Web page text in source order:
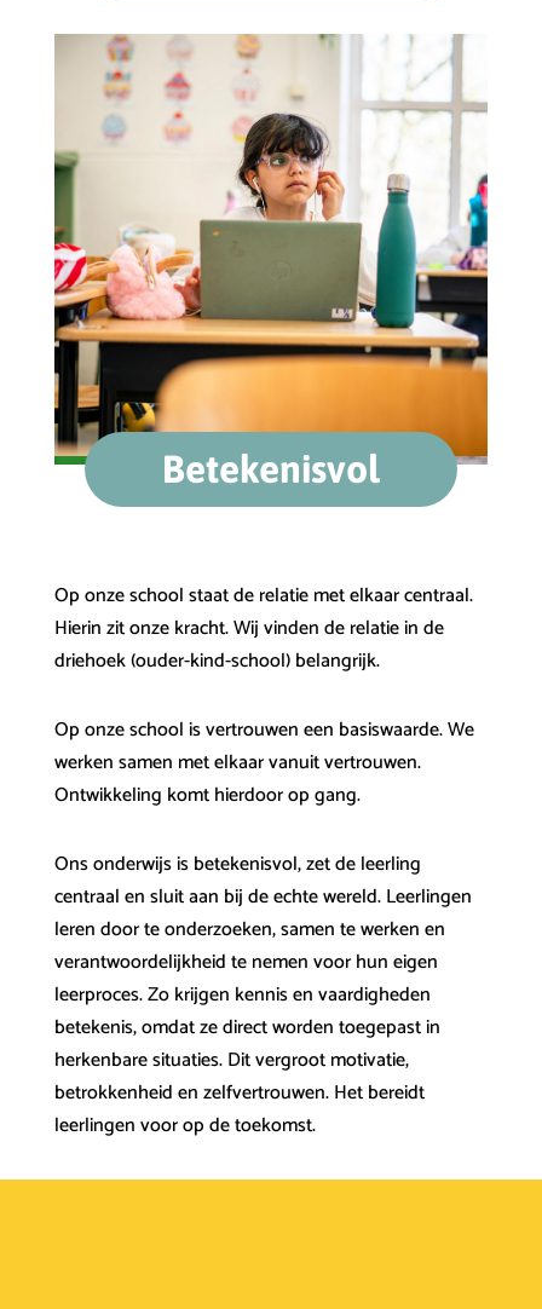
Betekenisvol
Op onze school staat de relatie met elkaar centraal.
Hierin zit onze kracht. Wij vinden de relatie in de
driehoek (ouder-kind-school) belangrijk.
Op onze school is vertrouwen een basiswaarde. We
werken samen met elkaar vanuit vertrouwen.
Ontwikkeling komt hierdoor op gang.
Ons onderwijs is betekenisvol, zet de leerling
centraal en sluit aan bij de echte wereld. Leerlingen
leren door te onderzoeken, samen te werken en
verantwoordelijkheid te nemen voor hun eigen
leerproces. Zo krijgen kennis en vaardigheden
betekenis, omdat ze direct worden toegepast in
herkenbare situaties. Dit vergroot motivatie,
betrokkenheid en zelfvertrouwen. Het bereidt
leerlingen voor op de toekomst.